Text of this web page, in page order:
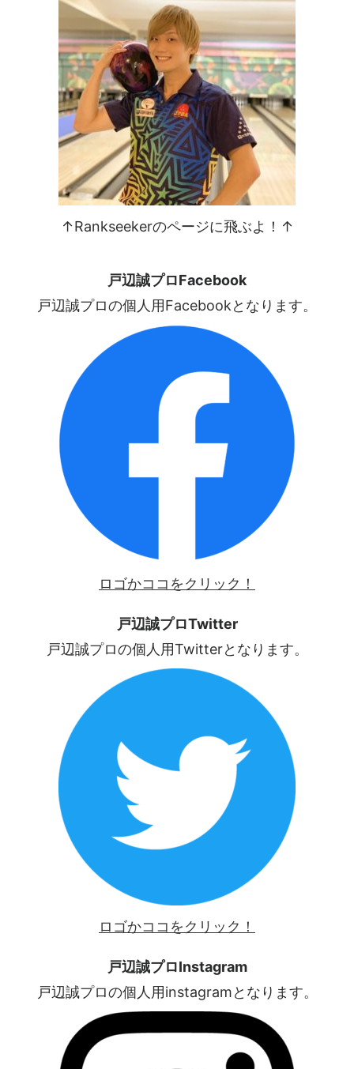
↑Rankseekerのページに飛ぶよ！↑
戸辺誠プロFacebook
戸辺誠プロの個人用Facebookとなります。
ロゴかココをクリック！
戸辺誠プロTwitter
戸辺誠プロの個人用Twitterとなります。
ロゴかココをクリック！
戸辺誠プロInstagram
戸辺誠プロの個人用instagramとなります。